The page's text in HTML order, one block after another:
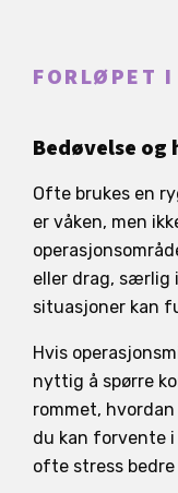
FORLØPET I
Bedøvelse og
Ofte brukes en
er våken, men
eller drag, særlig
situasjoner kan
Hvis
nyttig å spørre
rommet,
du kan forvente
ofte stress bedre